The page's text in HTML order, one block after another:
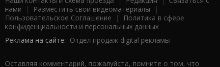
нами | Разместить свои видеоматериалы |
Пользовательское Соглашение |
Политика в сфере
конфиденциальности и персональных данных
Реклама на сайте: Отдел продаж digital рекламы
Оставляя комментарий, пожалуйста, помните о том, что